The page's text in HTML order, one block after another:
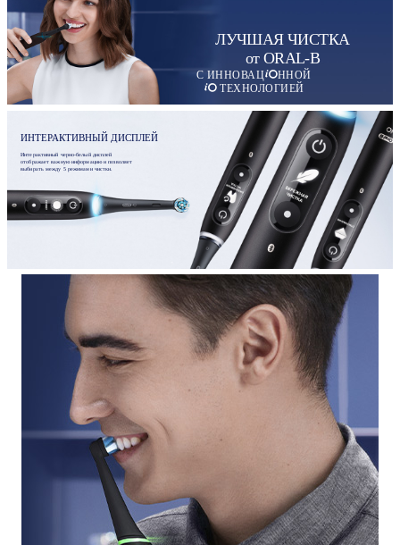
ЛУЧШАЯ ЧИСТКА
от ORAL-B
С ИННОВАЦ
ННОЙ
ТЕХНОЛОГИЕЙ
ИНТЕРАКТИВНЫЙ ДИСПЛЕЙ
Интерактивный черно-белый дисплей
отображает важную информацию и позволяет
выбирать между 5 режимами чистки.